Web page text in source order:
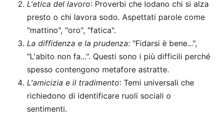
L'etica del lavoro: Proverbi che lodano chi si alza
presto o chi lavora sodo. Aspettati parole come
"mattino", "oro", "fatica".
La diffidenza e la prudenza: "Fidarsi è bene...",
"L'abito non fa...". Questi sono i più difficili perché
spesso contengono metafore astratte.
L'amicizia e il tradimento: Temi universali che
richiedono di identificare ruoli sociali o
sentimenti.